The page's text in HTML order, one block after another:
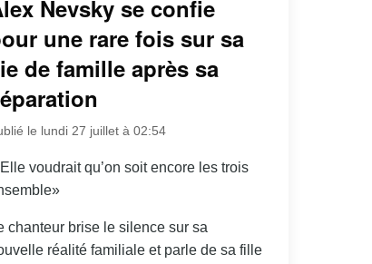
Nevsky se confie
une rare fois sur sa
de famille après sa
le lundi 27 juillet à 02:54
voudrait qu’on soit encore les trois
chanteur brise le silence sur sa
réalité familiale et parle de sa fille